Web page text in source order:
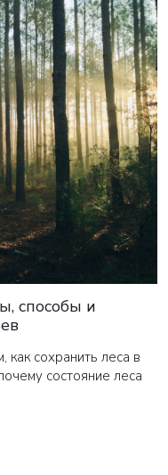
способы и
сохранить леса в
состояние леса